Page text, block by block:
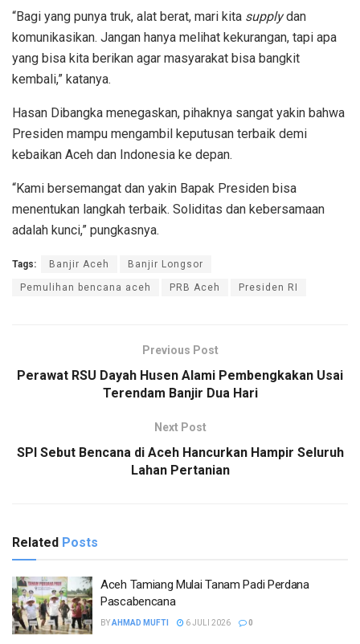
“Bagi yang punya truk, alat berat, mari kita supplydan
komunikasikan. Jangan hanya melihat kekurangan, tapi apa
yang bisa kita berikan agar masyarakat bisa bangkit
kembali,” katanya.
Hasan Dibangka menegaskan, pihaknya sangat yakin bahwa
Presiden mampu mengambil keputusan terbaik demi
kebaikan Aceh dan Indonesia ke depan.
“Kami bersemangat dan yakin Bapak Presiden bisa
menentukan langkah terbaik. Soliditas dan kebersamaan
adalah kunci,” pungkasnya.
Tags: Banjir Aceh Banjir Longsor
Pemulihan bencana aceh PRB Aceh Presiden RI
Previous Post
Perawat RSU Dayah Husen Alami Pembengkakan Usai
Terendam Banjir Dua Hari
Next Post
SPI Sebut Bencana di Aceh Hancurkan Hampir Seluruh
Lahan Pertanian
Related Posts
Aceh Tamiang Mulai Tanam Padi Perdana
Pascabencana
BYAHMAD MUFTI 6 JULI 2026 0